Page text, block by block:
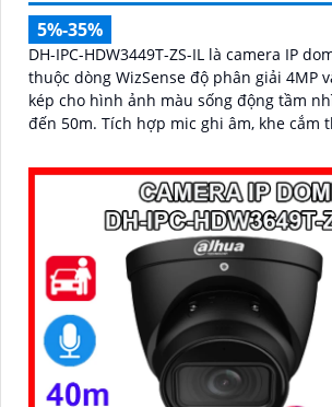
5%-35%
DH-IPC-HDW3449T-ZS-IL là camera IP
thuộc dòng WizSense độ phân giải 4MP
kép cho hình ảnh màu sống động tầm
đến 50m. Tích hợp mic ghi âm, khe cắm thẻ nhớ 512GB,
phương tiện, camera mang đến giải
ninh thông minh, hiệu quả phù hợp lắp
văn phòng